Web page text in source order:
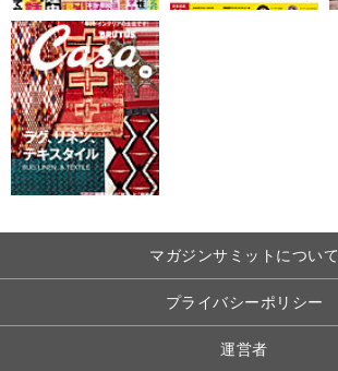
マガジンサミットについて
プライバシーポリシー
運営者